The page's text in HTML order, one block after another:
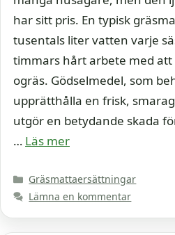
har sitt pris. En typisk
tusentals liter vatten varje
timmars hårt arbete med att
ogräs. Gödselmedel, som
upprätthålla en frisk,
utgör en betydande skada
… Läs mer
Kategorier
Gräsmattaersättningar
Lämna en kommentar